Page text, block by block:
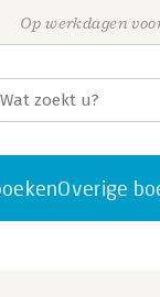
Op werkdagen
Overige